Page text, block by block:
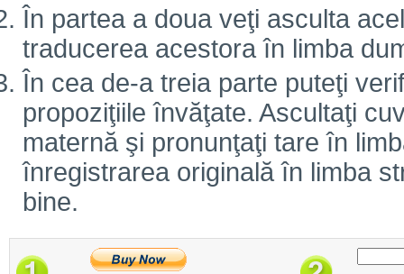
În partea a doua veţi asculta
traducerea acestora în limba
În cea de-a treia parte puteţi
propoziţiile învăţate. Ascultaţi
maternă şi pronunţaţi tare în
înregistrarea originală în limba
bine.